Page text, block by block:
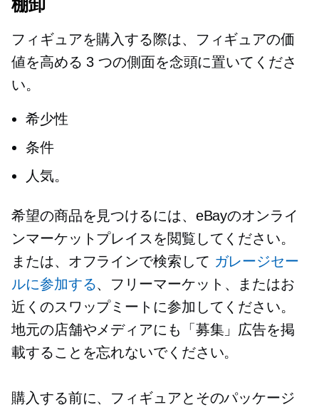
棚卸
フィギュアを購入する際は、フィギュアの価
値を高める 3 つの側面を念頭に置いてくださ
い。
希少性
条件
人気。
希望の商品を見つけるには、eBayのオンライ
ンマーケットプレイスを閲覧してください。
または、オフラインで検索して ガレージセー
ルに参加する、フリーマーケット、またはお
近くのスワップミートに参加してください。
地元の店舗やメディアにも「募集」広告を掲
載することを忘れないでください。
購入する前に、フィギュアとそのパッケージ